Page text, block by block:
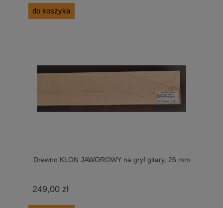
do koszyka
Drewno KLON JAWOROWY na gryf gitary, 26 mm
249,00 zł